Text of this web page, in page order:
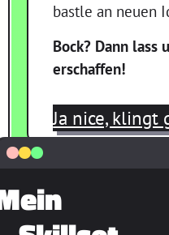
bastle an neuen
Bock? Dann lass
erschaffen!
Ja nice, klingt